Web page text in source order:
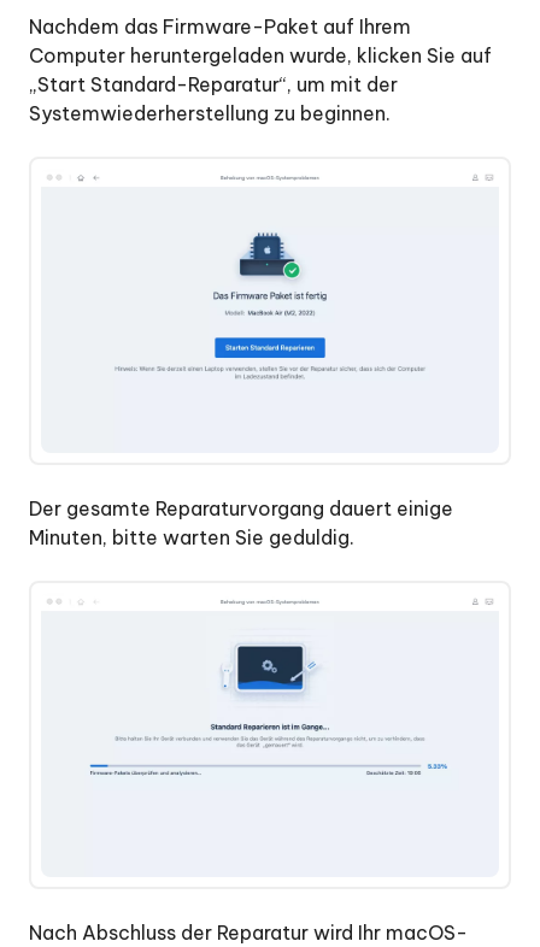
Nachdem das Firmware-Paket auf Ihrem
Computer heruntergeladen wurde, klicken Sie auf
„Start Standard-Reparatur“, um mit der
Systemwiederherstellung zu beginnen.
Der gesamte Reparaturvorgang dauert einige
Minuten, bitte warten Sie geduldig.
Nach Abschluss der Reparatur wird Ihr macOS-